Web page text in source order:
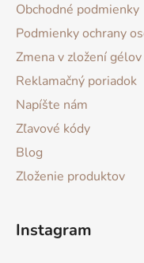
Obchodné podmienky
Podmienky ochrany
Zmena v zložení
Reklamačný poriadok
Napíšte nám
Zľavové kódy
Blog
Zloženie produktov
Instagram